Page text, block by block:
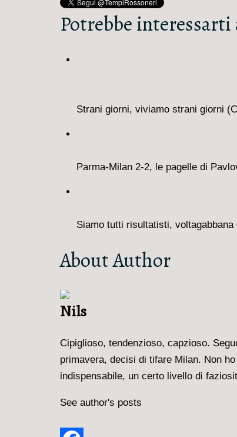
Potrebbe interessarti
Strani giorni, viviamo strani giorni
Parma-Milan 2-2, le pagelle di
Siamo tutti risultatisti, voltagabbana
About Author
Nils
Cipiglioso, tendenzioso, capzioso.
primavera, decisi di tifare Milan. Non
indispensabile, un certo livello di
See author's posts